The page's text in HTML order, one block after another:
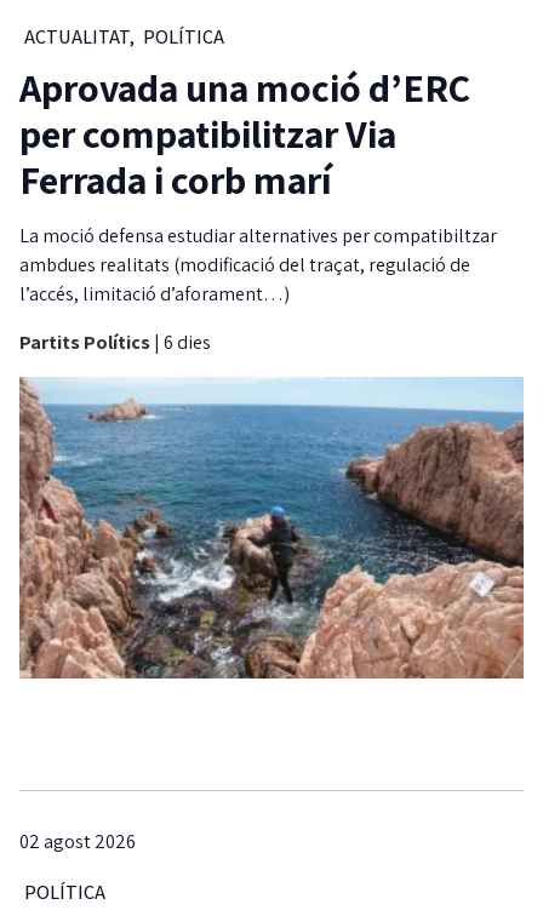
ACTUALITAT, POLÍTICA
Aprovada una moció d’ERC
per compatibilitzar Via
Ferrada i corb marí
La moció defensa estudiar alternatives per compatibiltzar
ambdues realitats (modificació del traçat, regulació de
l’accés, limitació d’aforament…)
Partits Polítics| 6 dies
02 agost 2026
POLÍTICA